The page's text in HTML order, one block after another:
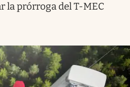
la prórroga del T-MEC